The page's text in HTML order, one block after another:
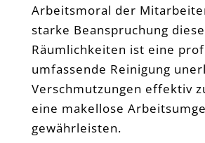
Arbeitsmoral der
starke Beanspruchung
Räumlichkeiten ist eine
umfassende Reinigung
Verschmutzungen effektiv
eine makellose
gewährleisten.